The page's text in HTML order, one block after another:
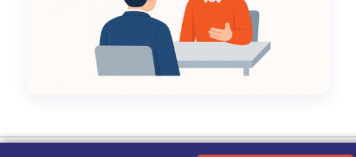
Kebijakan Privasi|Tentang Kami|